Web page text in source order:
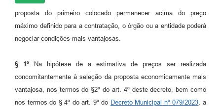
proposta do primeiro colocado permanecer acima do preço
máximo definido para a contratação, o órgão ou a entidade poderá
negociar condições mais vantajosas.
§ 1º Na hipótese de a estimativa de preços ser realizada
concomitantemente à seleção da proposta economicamente mais
vantajosa, nos termos do §2º do art. 4º deste decreto, bem como
nos termos do § 4º do art. 9º do Decreto Municipal nº 079/2023 , a